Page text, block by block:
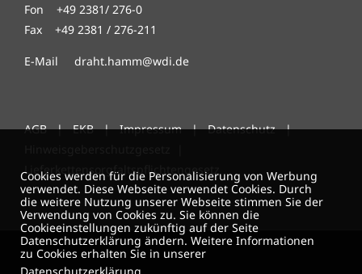
Fon +49 2381/ 276-0
Fax +49 2381 / 276-211
E-Mail draht.hamm@wdi.de
AGB|EKB|Impressum|Datenschutz|
Lieferkettensorgfaltspflichtengesetz
Cookies werden für die Personalisierung von Werbung
verwendet. Diese Webseite verwendet Cookies. Durch
die weitere Nutzung unserer Webseite stimmen Sie der
Verwendung von Cookies zu. Sie können die
Cookieeinstellungen zukünftig auf der Seite
Datenschutzerklärung ändern. Weitere Informationen
zu Cookies erhalten Sie in unserer